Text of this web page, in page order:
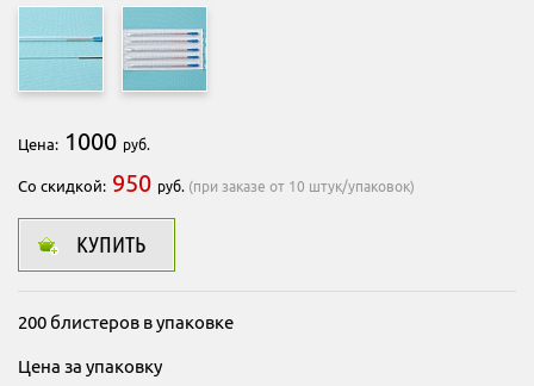
Цена: 1000 руб.
Со скидкой: 950 руб. (при заказе от 10 штук/упаковок)
КУПИТЬ
200 блистеров в упаковке
Цена за упаковку